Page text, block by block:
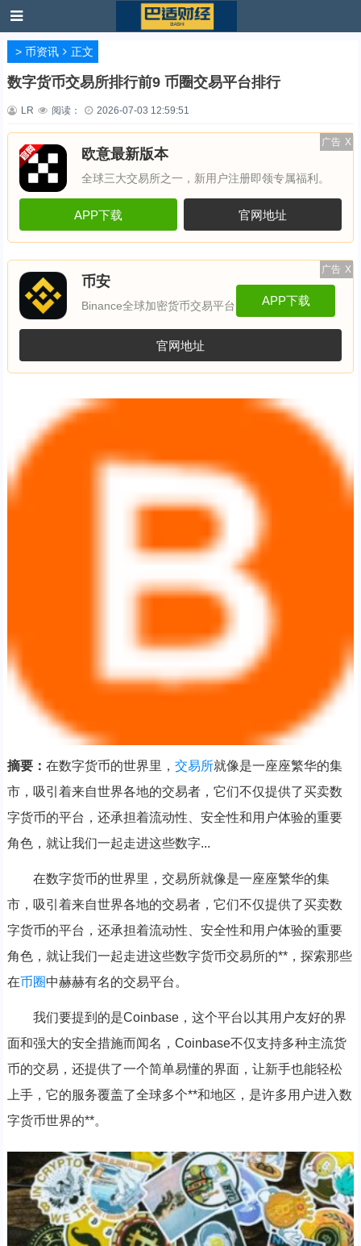
> 币资讯 正文
数字货币交易所排行前9 币圈交易平台排行
LR 阅读： 2026-07-03 12:59:51
广告 X
欧意最新版本
全球三大交易所之一，新用户注册即领专属福利。
APP下载 官网地址
广告 X
币安
Binance全球加密货币交易平台 APP下载
官网地址
摘要： 在数字货币的世界里， 交易所就像是一座座繁华的集
市，吸引着来自世界各地的交易者，它们不仅提供了买卖数
字货币的平台，还承担着流动性、安全性和用户体验的重要
角色，就让我们一起走进这些数字...
在数字货币的世界里，交易所就像是一座座繁华的集
市，吸引着来自世界各地的交易者，它们不仅提供了买卖数
字货币的平台，还承担着流动性、安全性和用户体验的重要
角色，就让我们一起走进这些数字货币交易所的**，探索那些
在币圈中赫赫有名的交易平台。
我们要提到的是Coinbase，这个平台以其用户友好的界
面和强大的安全措施而闻名，Coinbase不仅支持多种主流货
币的交易，还提供了一个简单易懂的界面，让新手也能轻松
上手，它的服务覆盖了全球多个**和地区，是许多用户进入数
字货币世界的**。